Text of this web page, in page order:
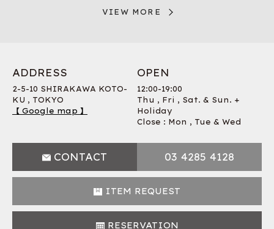
VIEW MORE
ADDRESS
2-5-10 SHIRAKAWA KOTO-
KU , TOKYO
【 Google map 】
OPEN
12:00-19:00
Thu , Fri , Sat. & Sun. +
Holiday
Close : Mon , Tue & Wed
CONTACT 03 4285 4128
ITEM REQUEST
RESERVATION